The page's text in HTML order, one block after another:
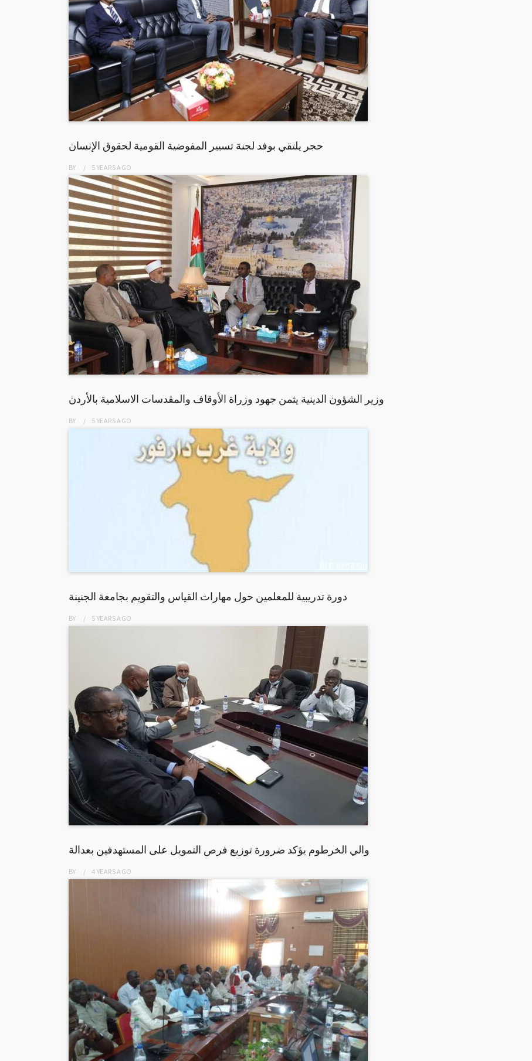
حجر يلتقي بوفد لجنة تسيير المفوضية القومية لحقوق الإنسان
BY 5 YEARSAGO
وزير الشؤون الدينية يثمن جهود وزراة الأوقاف والمقدسات الاسلامية بالأردن
BY 5 YEARSAGO
دورة تدريبية للمعلمين حول مهارات القياس والتقويم بجامعة الجنينة
BY 5 YEARSAGO
والي الخرطوم يؤكد ضرورة توزيع فرص التمويل على المستهدفين بعدالة
BY 4 YEARSAGO